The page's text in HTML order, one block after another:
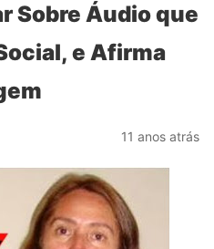
Sobre Áudio que
e Afirma
11 anos atrás